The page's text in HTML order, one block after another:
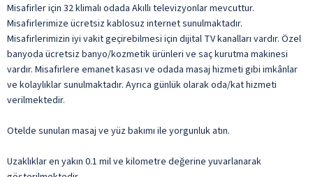
Misafirler için 32 klimalı odada Akıllı televizyonlar mevcuttur.
Misafirlerimize ücretsiz kablosuz internet sunulmaktadır.
Misafirlerimizin iyi vakit geçirebilmesi için dijital TV kanalları vardır. Özel
banyoda ücretsiz banyo/kozmetik ürünleri ve saç kurutma makinesi
vardır. Misafirlere emanet kasası ve odada masaj hizmeti gibi imkânlar
ve kolaylıklar sunulmaktadır. Ayrıca günlük olarak oda/kat hizmeti
verilmektedir.
Otelde sunulan masaj ve yüz bakımı ile yorgunluk atın.
Uzaklıklar en yakın 0.1 mil ve kilometre değerine yuvarlanarak